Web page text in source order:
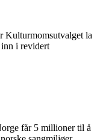
Kulturmomsutvalget la
i revidert
får 5 millioner til å